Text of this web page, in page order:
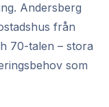
Andersberg
från
70-talen – stora
som